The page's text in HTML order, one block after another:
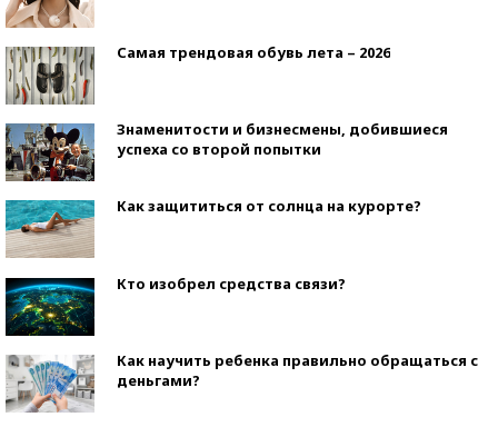
Самая трендовая обувь лета – 2026
Знаменитости и бизнесмены, добившиеся
успеха со второй попытки
Как защититься от солнца на курорте?
Кто изобрел средства связи?
Как научить ребенка правильно обращаться с
деньгами?